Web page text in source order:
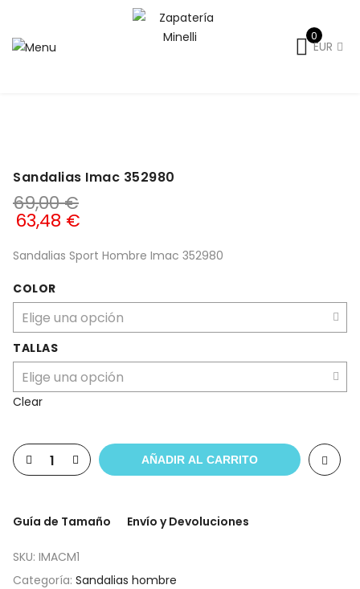
0
EUR
Sandalias Imac 352980
69,00€
63,48 €
Sandalias Sport Hombre Imac 352980
COLOR
TALLAS
Clear
AÑADIR AL CARRITO
Guía de Tamaño Envío y Devoluciones
SKU: IMACM1
Categoría: Sandalias hombre